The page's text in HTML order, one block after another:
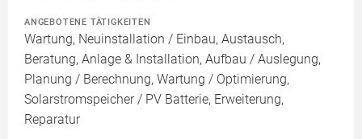
ANGEBOTENE TÄTIGKEITEN
Wartung, Neuinstallation / Einbau, Austausch,
Beratung, Anlage & Installation, Aufbau / Auslegung,
Planung / Berechnung, Wartung / Optimierung,
Solarstromspeicher / PV Batterie, Erweiterung,
Reparatur